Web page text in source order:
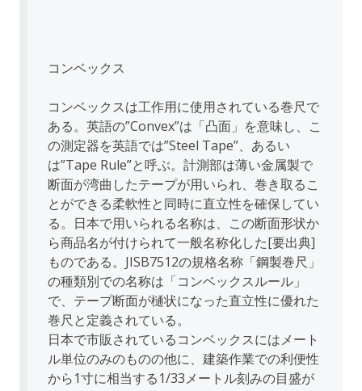
コンベックス
コンベックスは工作用に使用されている巻尺で
ある。英語の”Convex”は「凸面」を意味し、こ
の測定器を英語では”Steel Tape”、あるい
は”Tape Rule”と呼ぶ。計測部は薄い金属製で
断面が湾曲したテープが用いられ、巻き取るこ
とができる柔軟性と同時に直立性を確保してい
る。日本で用いられる名称は、この断面形状か
ら商品名が付けられて一般名称化した[要出典]
ものである。JISB7512の規格名称「鋼製巻尺」
の種類別での名称は「コンベックスルール」
で、テープ断面が樋状になった直立性に優れた
巻尺と定義されている。
日本で市販されているコンベックスにはメート
ル単位のみのものの他に、建築作業での利便性
から1寸に相当する1/33メートル刻みの目盛が